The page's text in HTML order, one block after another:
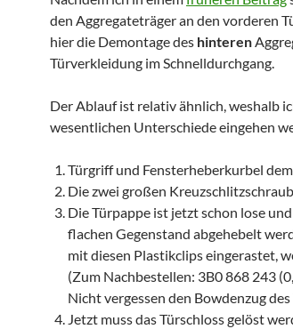
den Aggregateträger an den vorderen
hier die Demontage des hinteren
Türverkleidung im Schnelldurchgang.
Der Ablauf ist relativ ähnlich, weshalb
wesentlichen Unterschiede eingehen
Türgriff und Fensterheberkurbel
Die zwei großen
Die Türpappe ist jetzt schon lose
flachen Gegenstand abgehebelt
mit diesen Plastikclips eingerastet,
(Zum Nachbestellen: 3B0 868 243
Nicht vergessen den Bowdenzug
Jetzt muss das Türschloss gelöst